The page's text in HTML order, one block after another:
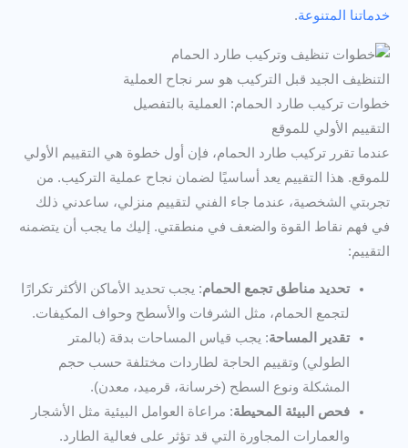
خدماتنا المتنوعة.
التنظيف الجيد قبل التركيب هو سر نجاح العملية
خطوات تركيب طارد الحمام: العملية بالتفصيل
التقييم الأولي للموقع
عندما تقرر تركيب طارد الحمام، فإن أول خطوة هي التقييم الأولي
للموقع. هذا التقييم يعد أساسيًا لضمان نجاح عملية التركيب. من
تجربتي الشخصية، عندما جاء الفني لتقييم منزلي، ساعدني ذلك
في فهم نقاط القوة والضعف في منطقتي. إليك ما يجب أن يتضمنه
التقييم:
تحديد مناطق تجمع الحمام: يجب تحديد الأماكن الأكثر تكرارًا
لتجمع الحمام، مثل الشرفات والأسطح وحواف المكيفات.
تقدير المساحة: يجب قياس المساحات بدقة (بالمتر
الطولي) وتقييم الحاجة لطاردات مختلفة حسب حجم
المشكلة ونوع السطح (خرسانة، قرميد، معدن).
فحص البيئة المحيطة: مراعاة العوامل البيئية مثل الأشجار
والعمارات المجاورة التي قد تؤثر على فعالية الطارد.